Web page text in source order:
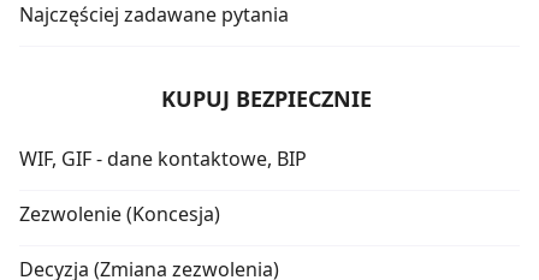
Najczęściej zadawane pytania
KUPUJ BEZPIECZNIE
WIF, GIF - dane kontaktowe, BIP
Zezwolenie (Koncesja)
Decyzja (Zmiana zezwolenia)